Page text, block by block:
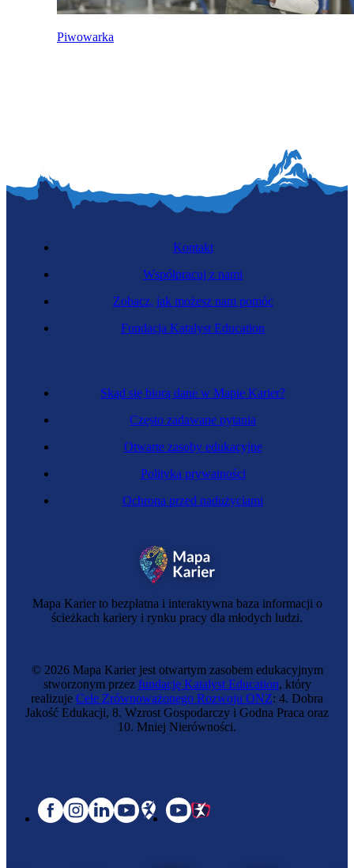
Piwowarka
Mapa Karier to bezpłatna i interaktywna baza informacji o
ścieżkach kariery i rynku pracy dla młodych ludzi.
Skąd się biorą dane w Mapie Karier?
Często zadawane pytania
Otwarte zasoby edukacyjne
Polityka prywatności
Ochrona przed nadużyciami
Kontakt
Współpracuj z nami
Zobacz, jak możesz nam pomóc
Fundacja Katalyst Education
© 2026 Mapa Karier jest otwartym zasobem edukacyjnym
stworzonym przez fundację Katalyst Education, który
realizuje Cele Zrównoważonego Rozwoju ONZ: 4. Dobra
Jakość Edukacji, 8. Wzrost Gospodarczy i Godna Praca oraz
10. Mniej Nierówności.